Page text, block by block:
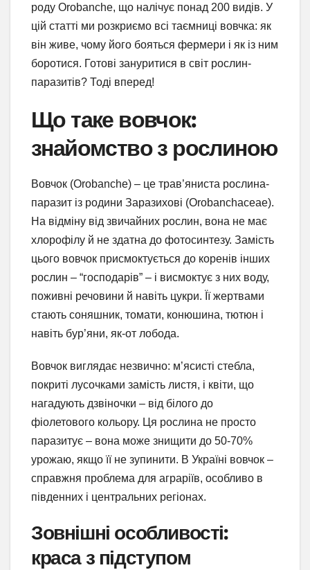
роду Orobanche, що налічує понад 200 видів. У
цій статті ми розкриємо всі таємниці вовчка: як
він живе, чому його бояться фермери і як із ним
боротися. Готові зануритися в світ рослин-
паразитів? Тоді вперед!
Що таке вовчок:
знайомство з рослиною
Вовчок (Orobanche) – це трав’яниста рослина-
паразит із родини Заразихові (Orobanchaceae).
На відміну від звичайних рослин, вона не має
хлорофілу й не здатна до фотосинтезу. Замість
цього вовчок присмоктується до коренів інших
рослин – “господарів” – і висмоктує з них воду,
поживні речовини й навіть цукри. Її жертвами
стають соняшник, томати, конюшина, тютюн і
навіть бур’яни, як-от лобода.
Вовчок виглядає незвично: м’ясисті стебла,
покриті лусочками замість листя, і квіти, що
нагадують дзвіночки – від білого до
фіолетового кольору. Ця рослина не просто
паразитує – вона може знищити до 50-70%
урожаю, якщо її не зупинити. В Україні вовчок –
справжня проблема для аграріїв, особливо в
південних і центральних регіонах.
Зовнішні особливості:
краса з підступом